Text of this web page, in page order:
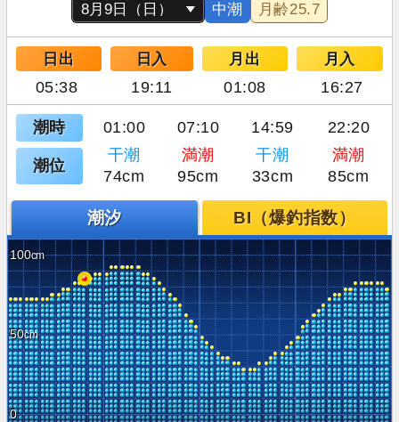
中潮 月齢25.7
日出 日入 月出 月入
05:38 19:11 01:08 16:27
潮時 01:00 07:10 14:59 22:20
潮位
干潮 満潮 干潮
満潮
74cm
95cm 33cm 85cm
潮汐 BI（爆釣指数）
100
50
0